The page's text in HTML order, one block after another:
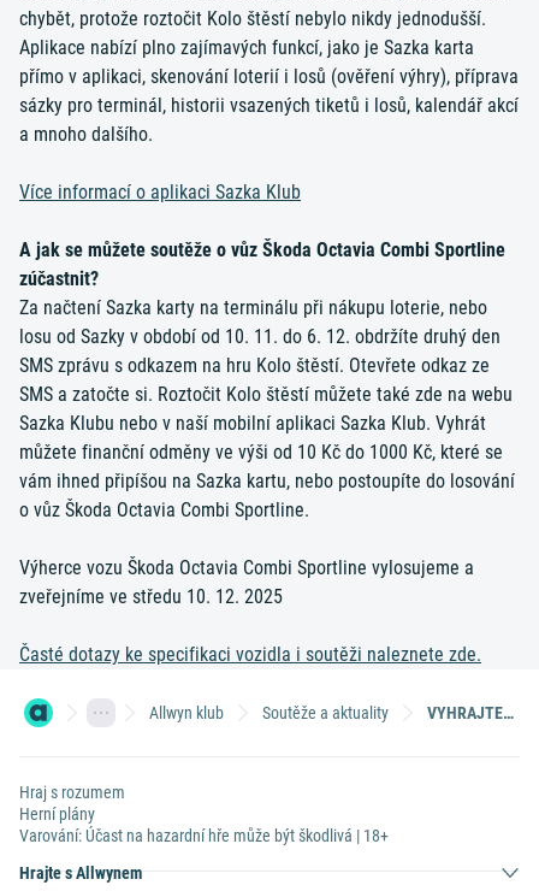
chybět, protože roztočit Kolo štěstí nebylo nikdy jednodušší.
Aplikace nabízí plno zajímavých funkcí, jako je Sazka karta
přímo v aplikaci, skenování loterií i losů (ověření výhry), příprava
sázky pro terminál, historii vsazených tiketů i losů, kalendář akcí
a mnoho dalšího.
Více informací o aplikaci Sazka Klub
A jak se můžete soutěže o vůz Škoda Octavia Combi Sportline
zúčastnit?
Za načtení Sazka karty na terminálu při nákupu loterie, nebo
losu od Sazky v období od 10. 11. do 6. 12. obdržíte druhý den
SMS zprávu s odkazem na hru Kolo štěstí. Otevřete odkaz ze
SMS a zatočte si. Roztočit Kolo štěstí můžete také zde na webu
Sazka Klubu nebo v naší mobilní aplikaci Sazka Klub. Vyhrát
můžete finanční odměny ve výši od 10 Kč do 1000 Kč, které se
vám ihned připíšou na Sazka kartu, nebo postoupíte do losování
o vůz Škoda Octavia Combi Sportline.
Výherce vozu Škoda Octavia Combi Sportline vylosujeme a
zveřejníme ve středu 10. 12. 2025
Časté dotazy ke specifikaci vozidla i soutěži naleznete zde.
Allwyn klub Soutěže a aktuality VYHRAJTE NA KOLE ŠTĚSTÍ ŠKODA OCTAVIA COMBI SPORTLINE
Hraj s rozumem
Herní plány
Varování: Účast na hazardní hře může být škodlivá | 18+
Hrajte s Allwynem